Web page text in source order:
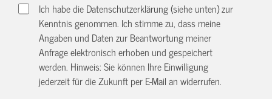
Ich habe die Datenschutzerklärung (siehe unten) zur
Kenntnis genommen. Ich stimme zu, dass meine
Angaben und Daten zur Beantwortung meiner
Anfrage elektronisch erhoben und gespeichert
werden. Hinweis: Sie können Ihre Einwilligung
jederzeit für die Zukunft per E-Mail anwiderrufen.